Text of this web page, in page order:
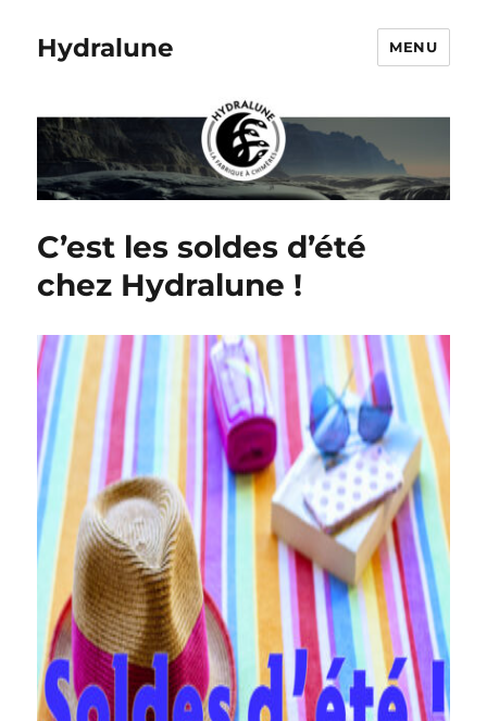
Hydralune MENU
C’est les soldes d’été
chez Hydralune !